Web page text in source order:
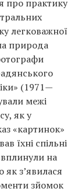
про практику
легковажної
природа
(1971—
межі
як у
«картинок»
їхні спільні
на
як з’явилася
зйомок